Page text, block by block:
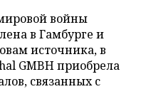
войны
в Гамбурге и
источника, в
GMBH приобрела
связанных с